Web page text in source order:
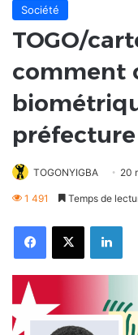
Société
TOGO/
comment
TOGONYIGBA 20
1 491 Temps de
FacebookX